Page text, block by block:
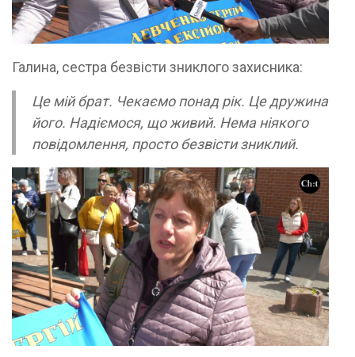
Галина, сестра безвісти зниклого захисника:
Це мій брат. Чекаємо понад рік. Це дружина
його. Надіємося, що живий. Нема ніякого
повідомлення, просто безвісти зниклий.